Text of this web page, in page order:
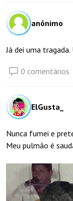
anônimo
Já dei uma tragada.
0 comentários
ElGusta_
Nunca fumei e
Meu pulmão é